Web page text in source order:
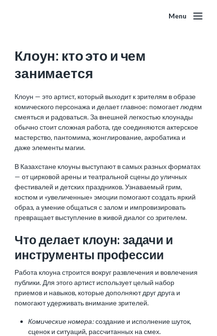
Menu
Клоун: кто это и чем
занимается
Клоун — это артист, который выходит к зрителям в образе
комического персонажа и делает главное: помогает людям
смеяться и радоваться. За внешней легкостью клоунады
обычно стоит сложная работа, где соединяются актерское
мастерство, пантомима, жонглирование, акробатика и
даже элементы магии.
В Казахстане клоуны выступают в самых разных форматах
— от цирковой арены и театральной сцены до уличных
фестивалей и детских праздников. Узнаваемый грим,
костюм и «увеличенные» эмоции помогают создать яркий
образ, а умение общаться с залом и импровизировать
превращает выступление в живой диалог со зрителем.
Что делает клоун: задачи и
инструменты профессии
Работа клоуна строится вокруг развлечения и вовлечения
публики. Для этого артист использует целый набор
приемов и навыков, которые дополняют друг друга и
помогают удерживать внимание зрителей.
Комические номера:создание и исполнение шуток,
сценок и ситуаций, рассчитанных на смех.